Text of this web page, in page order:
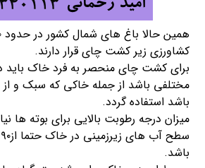
کشاورزی زیر کشت چای قرار دارند.
برای کشت چای منحصر به فرد خاک باید
مختلفی باشد از جمله خاکی که سبک و
باشد استفاده گردد.
میزان درجه رطوبت بالایی برای بوته ها
باشد.